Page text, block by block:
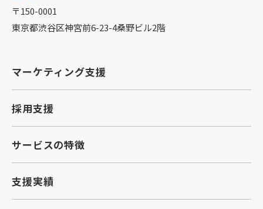
〒150-0001
東京都渋谷区神宮前6-23-4桑野ビル2階
マーケティング支援
採用支援
サービスの特徴
支援実績